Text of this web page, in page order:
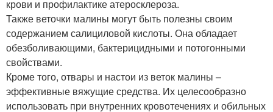
крови и профилактике атеросклероза.
Также веточки малины могут быть полезны своим
содержанием салициловой кислоты. Она обладает
обезболивающими, бактерицидными и потогонными
свойствами.
Кроме того, отвары и настои из веток малины –
эффективные вяжущие средства. Их целесообразно
использовать при внутренних кровотечениях и обильных